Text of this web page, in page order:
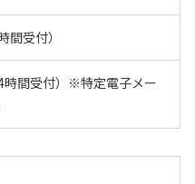
受付）
時間受付）※特定電子メー